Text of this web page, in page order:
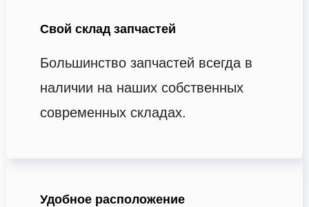
Свой склад запчастей
Большинство запчастей всегда в
наличии на наших собственных
современных складах.
Удобное расположение